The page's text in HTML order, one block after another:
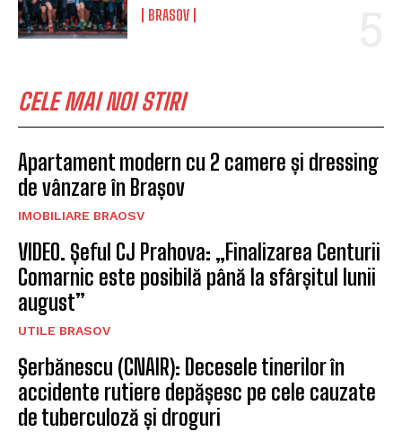
BRASOV
CELE MAI NOI STIRI
Apartament modern cu 2 camere și dressing
de vânzare în Brașov
IMOBILIARE BRAOSV
VIDEO. Șeful CJ Prahova: „Finalizarea Centurii
Comarnic este posibilă până la sfârșitul lunii
august”
UTILE BRASOV
Şerbănescu (CNAIR): Decesele tinerilor în
accidente rutiere depășesc pe cele cauzate
de tuberculoză și droguri